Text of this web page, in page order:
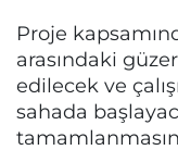
Proje
arasındaki
edilecek ve
sahada